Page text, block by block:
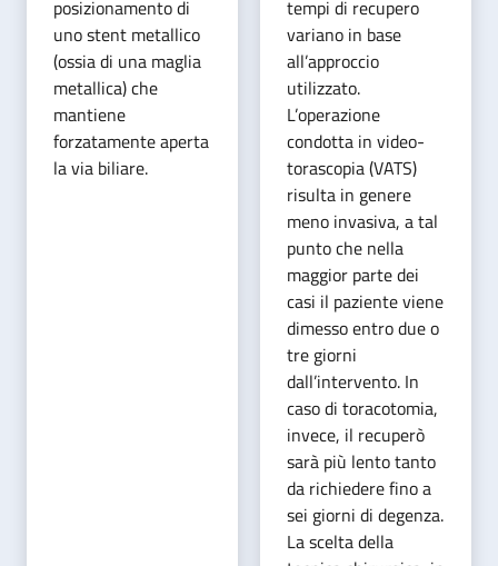
posizionamento di
uno stent metallico
(ossia di una maglia
metallica) che
mantiene
forzatamente aperta
la via biliare.
tempi di recupero
variano in base
all’approccio
utilizzato.
L’operazione
condotta in video-
torascopia (VATS)
risulta in genere
meno invasiva, a tal
punto che nella
maggior parte dei
casi il paziente viene
dimesso entro due o
tre giorni
dall’intervento. In
caso di toracotomia,
invece, il recuperò
sarà più lento tanto
da richiedere fino a
sei giorni di degenza.
La scelta della